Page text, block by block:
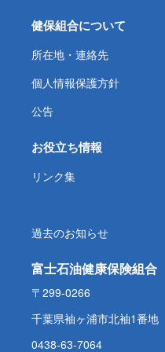
健保組合について
所在地・連絡先
個人情報保護方針
公告
お役立ち情報
リンク集
過去のお知らせ
富士石油健康保険組合
〒299-0266
千葉県袖ヶ浦市北袖1番地
0438-63-7064